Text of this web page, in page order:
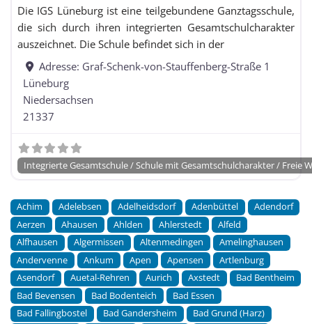
Die IGS Lüneburg ist eine teilgebundene Ganztagsschule,
die sich durch ihren integrierten Gesamtschulcharakter
auszeichnet. Die Schule befindet sich in der
Adresse: Graf-Schenk-von-Stauffenberg-Straße 1
Lüneburg
Niedersachsen
21337
Integrierte Gesamtschule / Schule mit Gesamtschulcharakter / Freie
Achim Adelebsen Adelheidsdorf Adenbüttel
Adendorf
Aerzen
Ahausen Ahlden Ahlerstedt
Alfeld
Alfhausen
Algermissen Altenmedingen
Amelinghausen
Andervenne
Ankum Apen Apensen
Artlenburg
Asendorf
Auetal-Rehren Aurich Axstedt
Bad Bentheim
Bad Bevensen
Bad Bodenteich
Bad Essen
Bad Fallingbostel
Bad Gandersheim
Bad Grund (Harz)